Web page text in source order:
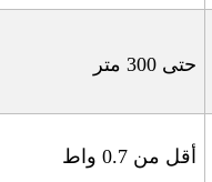
حتى 300 متر
أقل من 0.7 واط